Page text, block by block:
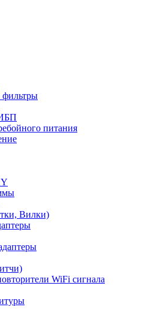
фильтры
питания
Вилки)
WiFi сигнала